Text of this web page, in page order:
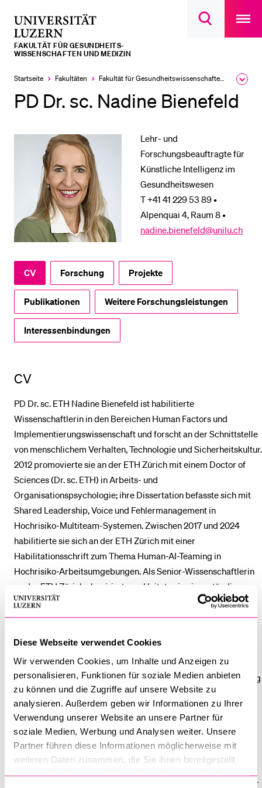
Diese Webseite verwendet Cookies
Wir verwenden Cookies, um Inhalte und Anzeigen zu
personalisieren, Funktionen für soziale Medien anbieten
zu können und die Zugriffe auf unsere Website zu
analysieren. Außerdem geben wir Informationen zu Ihrer
Verwendung unserer Website an unsere Partner für
soziale Medien, Werbung und Analysen weiter. Unsere
Partner führen diese Informationen möglicherweise mit
weiteren Daten zusammen, die Sie ihnen bereitgestellt
Suchdialog
main
FAKULTÄT FÜR GESUNDHEITS­­
WISSENSCHAFTEN UND MEDIZIN
Startseite Fakultäten Fakultät für Gesundheits­­wissenschaften und Medizin
PD Dr. sc. Nadine Bienefeld
Lehr- und
Forschungsbeauftragte für
Künstliche Intelligenz im
Gesundheitswesen
T +41 41 229 53 89 •
Alpenquai 4, Raum 8 •
nadine.bienefeld@unilu.ch
CV Forschung Projekte
Publikationen Weitere Forschungsleistungen
Interessenbindungen
CV
PD Dr. sc. ETH Nadine Bienefeld ist habilitierte
Wissenschaftlerin in den Bereichen Human Factors und
Implementierungswissenschaft und forscht an der Schnittstelle
von menschlichem Verhalten, Technologie und Sicherheitskultur.
2012 promovierte sie an der ETH Zürich mit einem Doctor of
Sciences (Dr. sc. ETH) in Arbeits- und
Organisationspsychologie; ihre Dissertation befasste sich mit
Shared Leadership, Voice und Fehlermanagement in
Hochrisiko-Multiteam-Systemen. Zwischen 2017 und 2024
habilitierte sie sich an der ETH Zürich mit einer
Habilitationsschrift zum Thema Human-AI-Teaming in
Hochrisiko-Arbeitsumgebungen. Als Senior-Wissenschaftlerin
an der ETH Zürich akquirierte und leitete sie eigenständig
Forschungsprojekte mit einem Drittmittelvolumen von über
CHF 800’000 (Schweizerischer Nationalfonds) und leitete ein
Science, Gesundheitswissenschaften und UX-Design. Von 2023
bis 2024 war sie als Senior-Wissenschaftlerin für sozio-
technische Systemintegration am Universitätsspital Zürich tätig
(Klinik für Neurochirurgie und Institut für Intensivmedizin), wo
sie an der Validierung und Implementierung eines KI-basierten
klinischen Entscheidungsunterstützungssystems auf der
Intensivstation mitwirkte.
Neben ihrer akademischen Laufbahn verfügt Dr. Bienefeld über
LETZTE SUCHEN
Sie haben noch keine Suche getätigt.
DIE UNI FÜR…
Schulklassen und Lehrpersonen
Studierende
Forschende
Mitarbeitende
Alumni
Stellensuchende
Förderer
Medien
BELIEBTE INHALTE
Vorlesungsverzeichnis
Anmeldung und Zulassung